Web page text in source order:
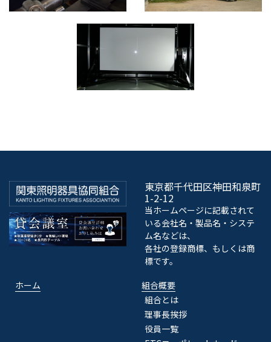
東京都千代田区神田和泉町
1-2-12
当ホームページに記載されて
いる会社名・製品名・システ
ム名などは、
各社の登録商標、もしくは商
標です。
ホーム
組合概要
組合とは
理事長挨拶
役員一覧